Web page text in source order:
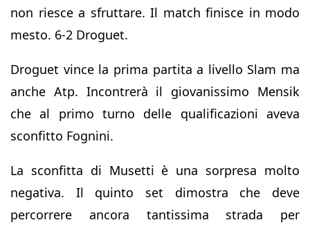
non riesce a sfruttare. Il match finisce in modo
mesto. 6-2 Droguet.
Droguet vince la prima partita a livello Slam ma
anche Atp. Incontrerà il giovanissimo Mensik
che al primo turno delle qualificazioni aveva
sconfitto Fognini.
La sconfitta di Musetti è una sorpresa molto
negativa. Il quinto set dimostra che deve
percorrere ancora tantissima strada per